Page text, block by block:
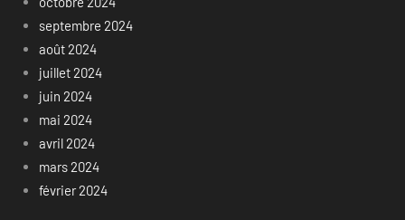
septembre 2024
août 2024
juillet 2024
juin 2024
mai 2024
avril 2024
mars 2024
février 2024